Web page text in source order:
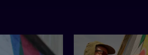
arte urbano más grande del mundo
2025